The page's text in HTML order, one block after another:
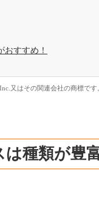
すすめ！
又はその関連会社の商標です
は種類が豊